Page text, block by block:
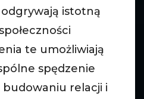
istotną
te umożliwiają
spędzenie
budowaniu relacji i